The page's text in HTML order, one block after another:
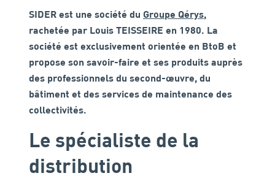
SIDER est une société du Groupe Qérys,
rachetée par Louis TEISSEIRE en 1980. La
société est exclusivement orientée en BtoB et
propose son savoir-faire et ses produits auprès
des professionnels du second-œuvre, du
bâtiment et des services de maintenance des
collectivités.
Le spécialiste de la
distribution